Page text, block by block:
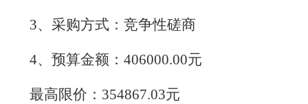
3、采购方式：竞争性磋商
4、预算金额：406000.00元
最高限价：354867.03元